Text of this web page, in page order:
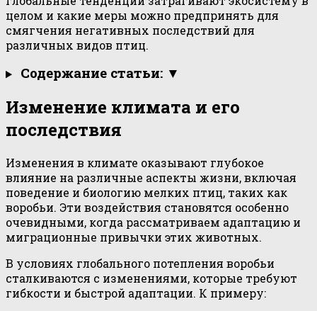
целом и какие меры можно предпринять для
смягчения негативных последствий для
различных видов птиц.
Содержание статьи: ▼
Изменение климата и его
последствия
Изменения в климате оказывают глубокое
влияние на различные аспекты жизни, включая
поведение и биологию мелких птиц, таких как
воробьи. Эти воздействия становятся особенно
очевидными, когда рассматриваем адаптацию и
миграционные привычки этих животных.
В условиях глобального потепления воробьи
сталкиваются с изменениями, которые требуют
гибкости и быстрой адаптации. К примеру: